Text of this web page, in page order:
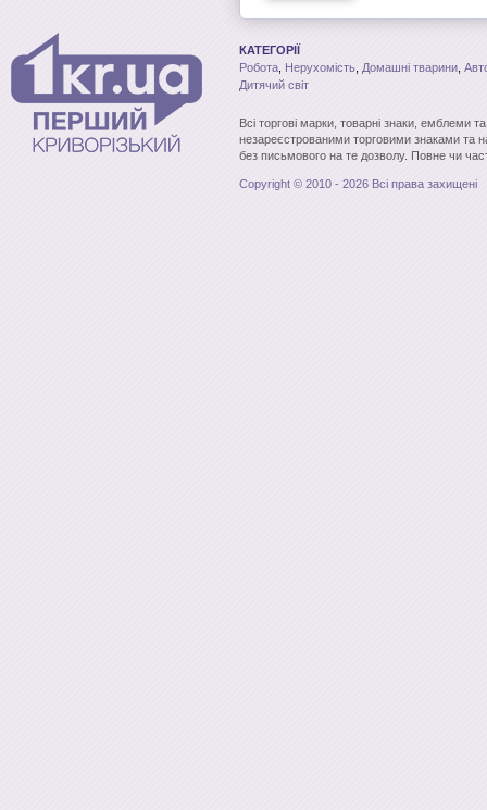
КАТЕГОРІЇ
Робота Нерухомість Домашні тварини
Дитячий світ
Всі торгові марки, товарні знаки, емблеми
незареєстрованими торговими знаками та
без письмового на те дозволу. Повне чи
Copyright © 2010 - 2026 Всі права захищені